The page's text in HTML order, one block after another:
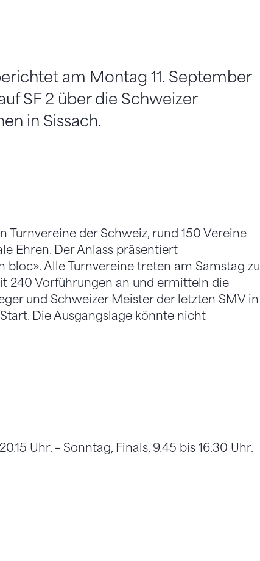
am Montag 11. September
SF 2 über die Schweizer
in Sissach.
Turnvereine der Schweiz, rund 150 Vereine
Ehren. Der Anlass präsentiert
Alle Turnvereine treten am Samstag zu
240 Vorführungen an und ermitteln die
und Schweizer Meister der letzten SMV in
Die Ausgangslage könnte nicht
Uhr. – Sonntag, Finals, 9.45 bis 16.30 Uhr.